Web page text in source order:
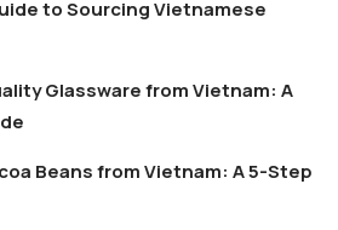
to Sourcing Vietnamese
Glassware from Vietnam: A
Beans from Vietnam: A 5-Step